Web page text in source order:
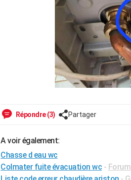
Répondre (3) Partager
A voir également:
Chasse d eau wc
Colmater fuite évacuation wc -